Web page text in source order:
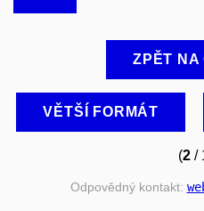
ZPĚT NA
VĚTŠÍ FORMÁT
(2/
Odpovědný kontakt: